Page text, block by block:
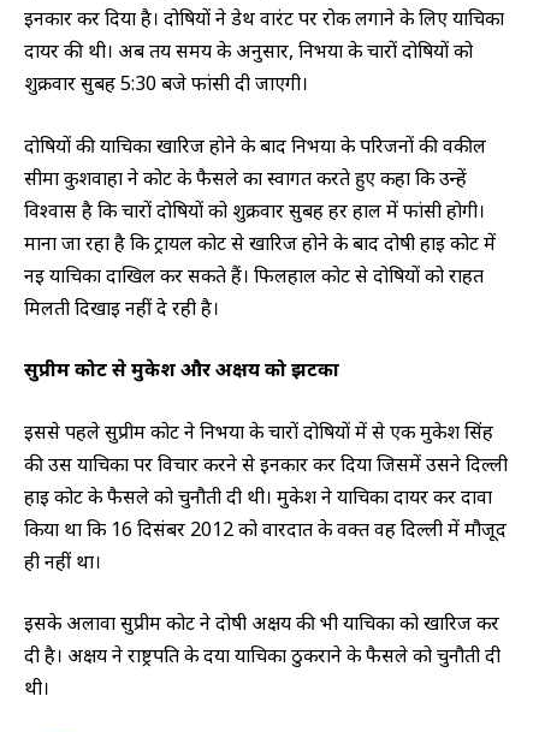
इनकार कर दिया है। दोषियों ने डेथ वारंट पर रोक लगाने के लिए याचिका
दायर की थी। अब तय समय के अनुसार, निर्भया के चारों दोषियों को
शुक्रवार सुबह 5:30 बजे फांसी दी जाएगी।
दोषियों की याचिका खारिज होने के बाद निर्भया के परिजनों की वकील
सीमा कुशवाहा ने कोर्ट के फैसले का स्वागत करते हुए कहा कि उन्हें
विश्वास है कि चारों दोषियों को शुक्रवार सुबह हर हाल में फांसी होगी।
माना जा रहा है कि ट्रायल कोर्ट से खारिज होने के बाद दोषी हाई कोर्ट में
नई याचिका दाखिल कर सकते हैं। फिलहाल कोर्ट से दोषियों को राहत
मिलती दिखाई नहीं दे रही है।
सुप्रीम कोर्ट से मुकेश और अक्षय कोझटका
इससे पहले सुप्रीम कोर्ट ने निर्भया के चारों दोषियों में से एक मुकेश सिंह
की उस याचिका पर विचार करने से इनकार कर दिया जिसमें उसने दिल्ली
हाई कोर्ट के फैसले को चुनौती दी थी। मुकेश ने याचिका दायर कर दावा
किया था कि 16 दिसंबर 2012 को वारदात के वक्त वह दिल्ली में मौजूद
ही नहीं था।
इसके अलावा सुप्रीम कोर्ट ने दोषी अक्षय की भी याचिका को खारिज कर
दी है। अक्षय ने राष्ट्रपति के दया याचिका ठुकराने के फैसले को चुनौती दी
थी।